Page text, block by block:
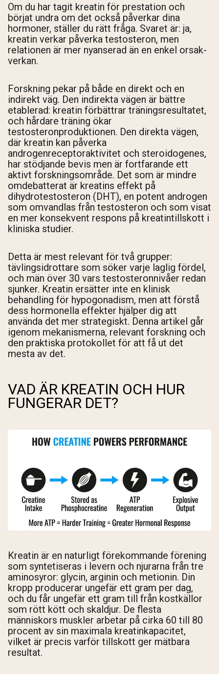
Om du har tagit kreatin för prestation och
börjat undra om det också påverkar dina
hormoner, ställer du rätt fråga. Svaret är: ja,
kreatin verkar påverka testosteron, men
relationen är mer nyanserad än en enkel orsak-
verkan.
Forskning pekar på både en direkt och en
indirekt väg. Den indirekta vägen är bättre
etablerad: kreatin förbättrar träningsresultatet,
och hårdare träning ökar
testosteronproduktionen. Den direkta vägen,
där kreatin kan påverka
androgenreceptoraktivitet och steroidogenes,
har stödjande bevis men är fortfarande ett
aktivt forskningsområde. Det som är mindre
omdebatterat är kreatins effekt på
dihydrotestosteron (DHT), en potent androgen
som omvandlas från testosteron och som visat
en mer konsekvent respons på kreatintillskott i
kliniska studier.
Detta är mest relevant för två grupper:
tävlingsidrottare som söker varje laglig fördel,
och män över 30 vars testosteronnivåer redan
sjunker. Kreatin ersätter inte en klinisk
behandling för hypogonadism, men att förstå
dess hormonella effekter hjälper dig att
använda det mer strategiskt. Denna artikel går
igenom mekanismerna, relevant forskning och
den praktiska protokollet för att få ut det
mesta av det.
VAD ÄR KREATIN OCH HUR
FUNGERAR DET?
Kreatin är en naturligt förekommande förening
som syntetiseras i levern och njurarna från tre
aminosyror: glycin, arginin och metionin. Din
kropp producerar ungefär ett gram per dag,
och du får ungefär ett gram till från kostkällor
som rött kött och skaldjur. De flesta
människors muskler arbetar på cirka 60 till 80
procent av sin maximala kreatinkapacitet,
vilket är precis varför tillskott ger mätbara
resultat.